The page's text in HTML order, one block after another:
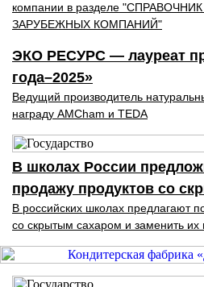
компании в разделе
ЗАРУБЕЖНЫХ КОМПАНИЙ"
ЭКО РЕСУРС — лауреат
года–2025»
Ведущий производитель
награду AMCham и TEDA
В школах России
продажу продуктов со
В российских школах предлагают
со скрытым сахаром и заменить их